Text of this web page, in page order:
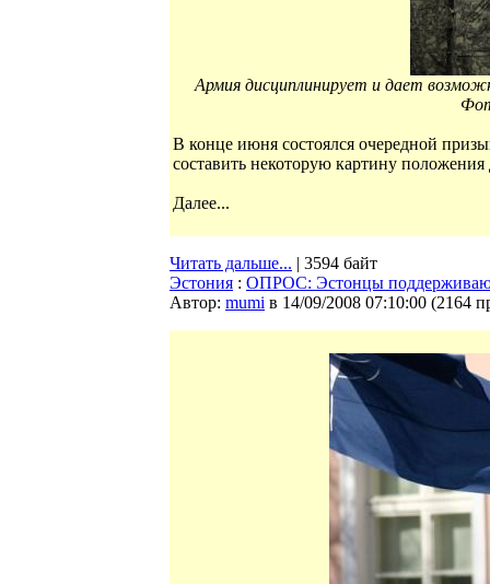
Армия дисциплинирует и дает
В конце июня состоялся очередной
составить некоторую картину
Далее...
Читать дальше... | 3594 байт
Эстония : ОПРОС: Эстонцы
Автор: mumi в 14/09/2008 07:10:00 (2164